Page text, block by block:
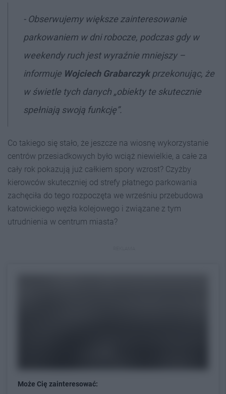
- Obserwujemy większe zainteresowanie
parkowaniem w dni robocze, podczas gdy w
weekendy ruch jest wyraźnie mniejszy –
informuje Wojciech Grabarczyk przekonując, że
w świetle tych danych „obiekty te skutecznie
spełniają swoją funkcję”.
Co takiego się stało, że jeszcze na wiosnę wykorzystanie
centrów przesiadkowych było wciąż niewielkie, a całe za
cały rok pokazują już całkiem spory wzrost? Czyżby
kierowców skuteczniej od strefy płatnego parkowania
zachęciła do tego rozpoczęta we wrześniu przebudowa
katowickiego węzła kolejowego i związane z tym
utrudnienia w centrum miasta?
Może Cię zainteresować: